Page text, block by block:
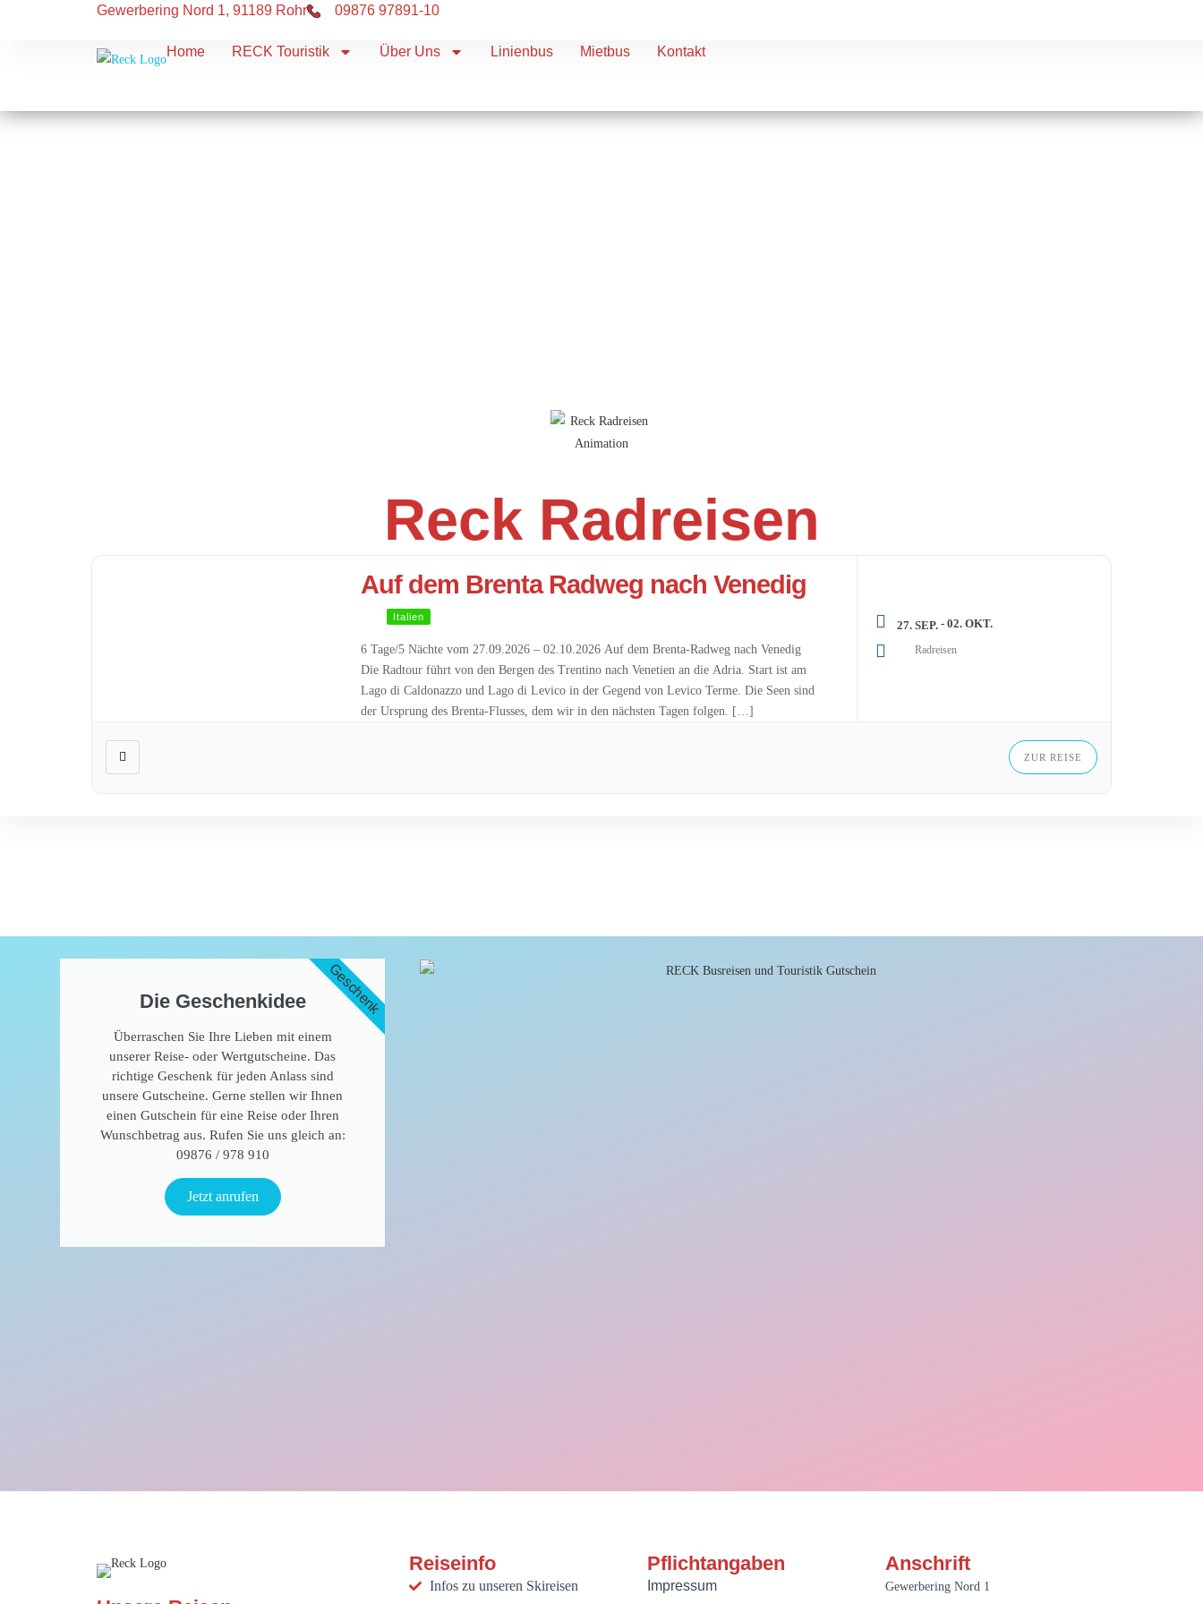
Gewerbering Nord 1, 91189 Rohr 09876 97891-10
Home RECK Touristik Über Uns Linienbus Mietbus Kontakt
Reck Radreisen
Auf dem Brenta Radweg nach Venedig
Italien
6 Tage/5 Nächte vom 27.09.2026 – 02.10.2026 Auf dem Brenta-Radweg nach Venedig
Die Radtour führt von den Bergen des Trentino nach Venetien an die Adria. Start ist am
Lago di Caldonazzo und Lago di Levico in der Gegend von Levico Terme. Die Seen sind
der Ursprung des Brenta-Flusses, dem wir in den nächsten Tagen folgen. […]
27. SEP. - 02. OKT.
Radreisen
ZUR REISE
Die Geschenkidee​
Überraschen Sie Ihre Lieben mit einem
unserer Reise- oder Wertgutscheine. Das
richtige Geschenk für jeden Anlass sind
unsere Gutscheine. Gerne stellen wir Ihnen
einen Gutschein für eine Reise oder Ihren
Wunschbetrag aus. Rufen Sie uns gleich an:
09876 / 978 910​
Jetzt anrufen
Geschenk
Reiseinfo
Infos zu unseren Skireisen
Pflichtangaben
Impressum
Anschrift
Gewerbering Nord 1